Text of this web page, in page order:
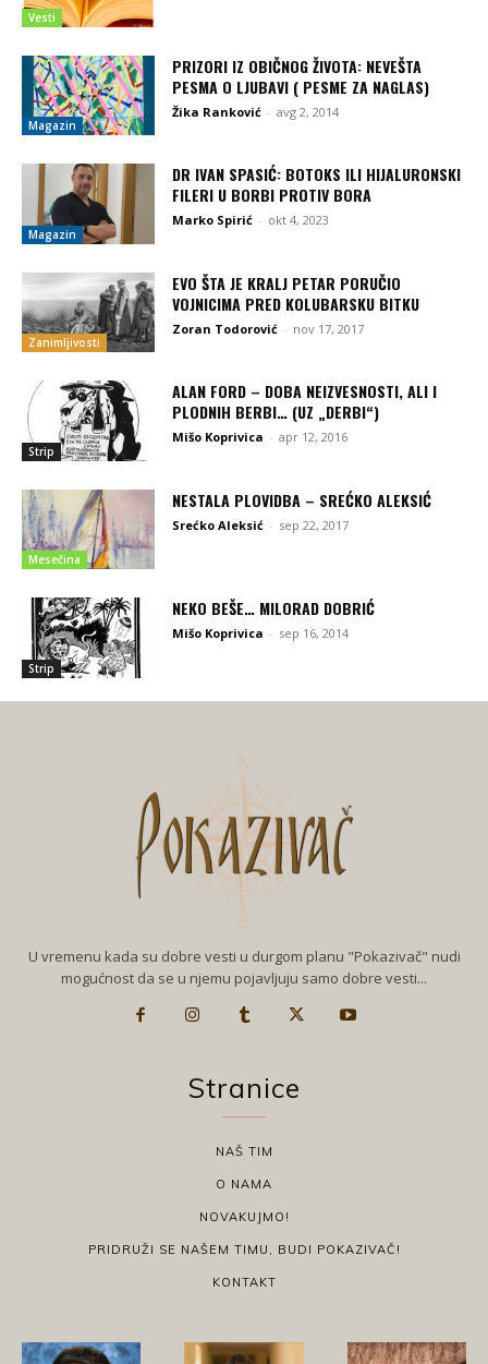
Vesti
Magazin
PRIZORI IZ OBIČNOG ŽIVOTA: NEVEŠTA
PESMA O LJUBAVI ( PESME ZA NAGLAS)
Žika Ranković - avg 2, 2014
Magazin
DR IVAN SPASIĆ: BOTOKS ILI HIJALURONSKI
FILERI U BORBI PROTIV BORA
Marko Spirić - okt 4, 2023
Zanimljivosti
EVO ŠTA JE KRALJ PETAR PORUČIO
VOJNICIMA PRED KOLUBARSKU BITKU
Zoran Todorović - nov 17, 2017
Strip
ALAN FORD – DOBA NEIZVESNOSTI, ALI I
PLODNIH BERBI… (UZ „DERBI“)
Mišo Koprivica - apr 12, 2016
Mesečina
NESTALA PLOVIDBA – SREĆKO ALEKSIĆ
Srećko Aleksić - sep 22, 2017
Strip
NEKO BEŠE… MILORAD DOBRIĆ
Mišo Koprivica - sep 16, 2014
U vremenu kada su dobre vesti u durgom planu "Pokazivač" nudi
mogućnost da se u njemu pojavljuju samo dobre vesti...
Stranice
NAŠ TIM
O NAMA
NOVAKUJMO!
PRIDRUŽI SE NAŠEM TIMU, BUDI POKAZIVAČ!
KONTAKT